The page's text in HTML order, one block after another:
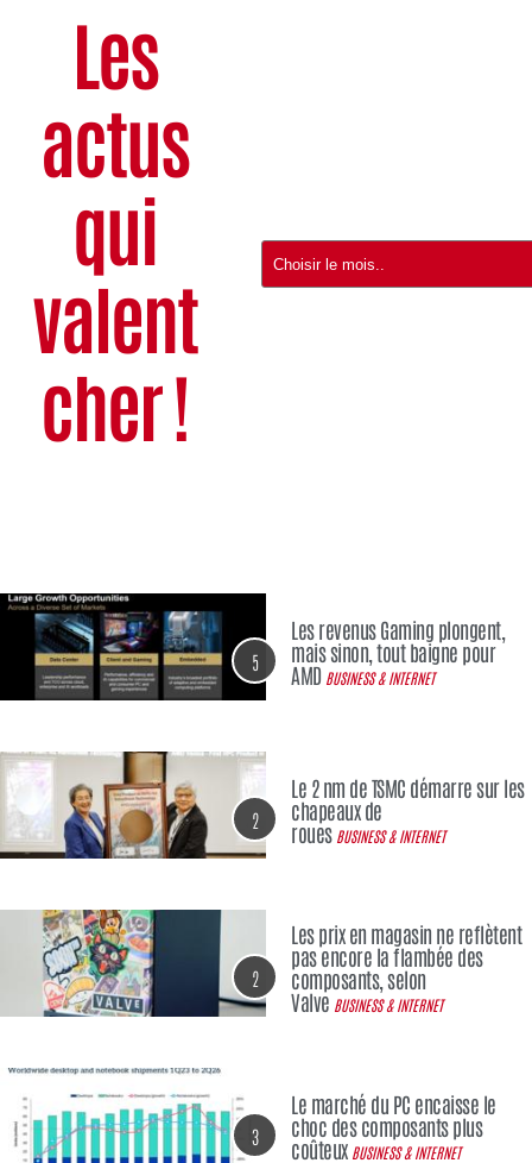
Les
actus
qui
valent
cher !
5
Les revenus Gaming plongent,
mais sinon, tout baigne pour
AMD BUSINESS & INTERNET
2
Le 2 nm de TSMC démarre sur les
chapeaux de
roues BUSINESS & INTERNET
2
Les prix en magasin ne reflètent
pas encore la flambée des
composants, selon
Valve BUSINESS & INTERNET
3
Le marché du PC encaisse le
choc des composants plus
coûteux BUSINESS & INTERNET